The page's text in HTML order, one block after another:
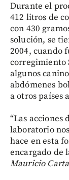
Durante el
412 litros de
con 430
solución, se
2004, cuando
corregimiento
algunos
abdómenes
a otros países
“Las acciones
laboratorio
hace en esta
encargado de
Mauricio